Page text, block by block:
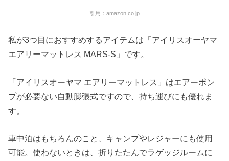
引用：amazon.co.jp
私が3つ目におすすめするアイテムは「アイリスオーヤマ
エアリーマットレス MARS-S」です。
「アイリスオーヤマ エアリーマットレス」はエアーポン
プが必要ない自動膨張式ですので、持ち運びにも優れま
す。
車中泊はもちろんのこと、 キャンプやレジャーにも使用
可能。使わないときは、折りたたんでラゲッジルームに